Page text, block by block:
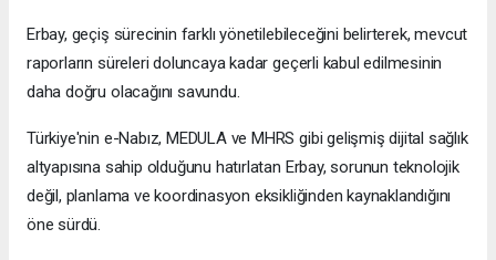
Erbay, geçiş sürecinin farklı yönetilebileceğini belirterek, mevcut
raporların süreleri doluncaya kadar geçerli kabul edilmesinin
daha doğru olacağını savundu.
Türkiye'nin e-Nabız, MEDULA ve MHRS gibi gelişmiş dijital sağlık
altyapısına sahip olduğunu hatırlatan Erbay, sorunun teknolojik
değil, planlama ve koordinasyon eksikliğinden kaynaklandığını
öne sürdü.